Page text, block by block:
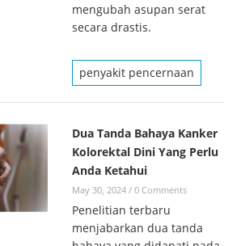
mengubah asupan serat
secara drastis.
penyakit pencernaan
Dua Tanda Bahaya Kanker
Kolorektal Dini Yang Perlu
Anda Ketahui
May 30, 2024 / 0 Comments
Penelitian terbaru
menjabarkan dua tanda